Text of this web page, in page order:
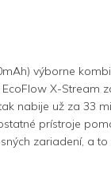
výborne
X-Stream
nabije už za 33
prístroje
zariadení, a